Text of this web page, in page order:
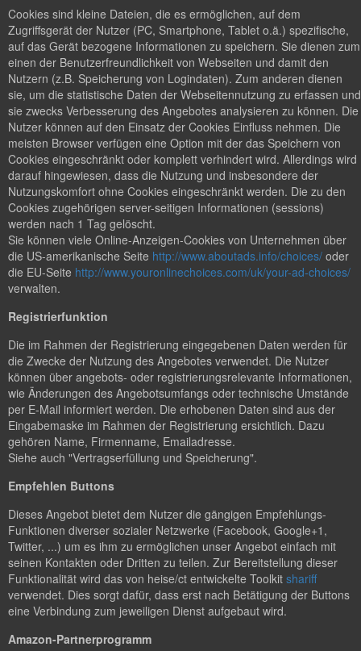
Cookies sind kleine Dateien, die es ermöglichen, auf dem
Zugriffsgerät der Nutzer (PC, Smartphone, Tablet o.ä.) spezifische,
auf das Gerät bezogene Informationen zu speichern. Sie dienen zum
einen der Benutzerfreundlichkeit von Webseiten und damit den
Nutzern (z.B. Speicherung von Logindaten). Zum anderen dienen
sie, um die statistische Daten der Webseitennutzung zu erfassen und
sie zwecks Verbesserung des Angebotes analysieren zu können. Die
Nutzer können auf den Einsatz der Cookies Einfluss nehmen. Die
meisten Browser verfügen eine Option mit der das Speichern von
Cookies eingeschränkt oder komplett verhindert wird. Allerdings wird
darauf hingewiesen, dass die Nutzung und insbesondere der
Nutzungskomfort ohne Cookies eingeschränkt werden. Die zu den
Cookies zugehörigen server-seitigen Informationen (sessions)
werden nach 1 Tag gelöscht.
Sie können viele Online-Anzeigen-Cookies von Unternehmen über
die US-amerikanische Seite http://www.aboutads.info/choices/ oder
die EU-Seite http://www.youronlinechoices.com/uk/your-ad-choices/
verwalten.
Registrierfunktion
Die im Rahmen der Registrierung eingegebenen Daten werden für
die Zwecke der Nutzung des Angebotes verwendet. Die Nutzer
können über angebots- oder registrierungsrelevante Informationen,
wie Änderungen des Angebotsumfangs oder technische Umstände
per E-Mail informiert werden. Die erhobenen Daten sind aus der
Eingabemaske im Rahmen der Registrierung ersichtlich. Dazu
gehören Name, Firmenname, Emailadresse.
Siehe auch "Vertragserfüllung und Speicherung".
Empfehlen Buttons
Dieses Angebot bietet dem Nutzer die gängigen Empfehlungs-
Funktionen diverser sozialer Netzwerke (Facebook, Google+1,
Twitter, ...) um es ihm zu ermöglichen unser Angebot einfach mit
seinen Kontakten oder Dritten zu teilen. Zur Bereitstellung dieser
Funktionalität wird das von heise/ct entwickelte Toolkit shariff
verwendet. Dies sorgt dafür, dass erst nach Betätigung der Buttons
eine Verbindung zum jeweiligen Dienst aufgebaut wird.
Amazon-Partnerprogramm